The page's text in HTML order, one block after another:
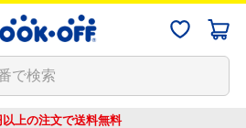
以上の注文で送料無料